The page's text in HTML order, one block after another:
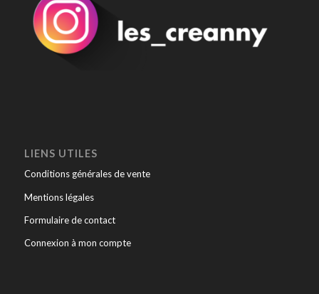
LIENS UTILES
Conditions générales de vente
Mentions légales
Formulaire de contact
Connexion à mon compte